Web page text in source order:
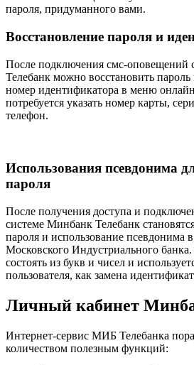
пароля, придуманного вами.
Восстановление пароля и
После подключения смс-
Телебанк можно восстановить пароль
номер идентификатора в меню
потребуется указать номер карты,
телефон.
Использования псевдонима
пароля
После получения доступа и
системе Минбанк Телебанк
пароля и использование псевдонима
Московского Индустриального
состоять из букв и чисел и
пользователя, как замена
Личный кабинет
Интернет-сервис МИБ Телебанка
количеством полезным функций: